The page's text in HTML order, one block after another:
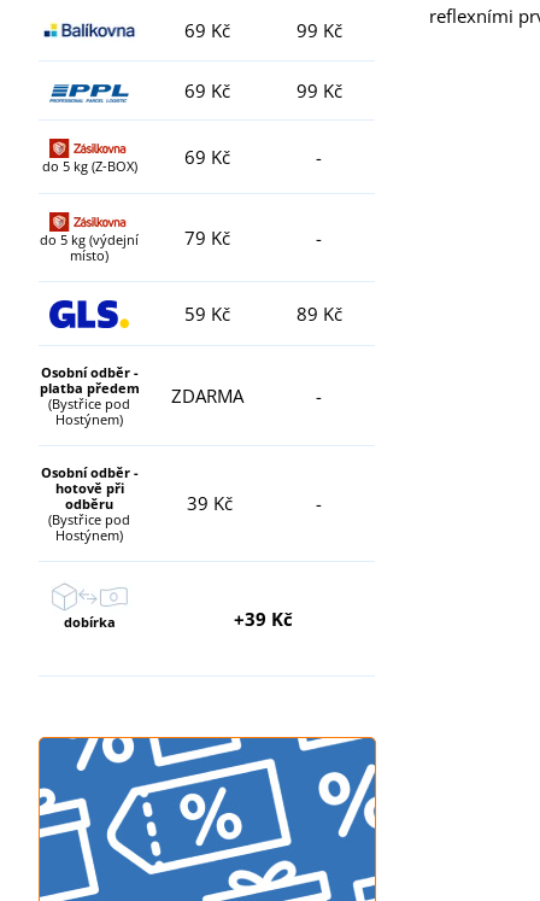
69 Kč 99 Kč
69 Kč 99 Kč
do 5 kg (Z-BOX) 69 Kč -
do 5 kg (výdejní
místo)
79 Kč -
59 Kč 89 Kč
Osobní odběr -
platba předem
(Bystřice pod
Hostýnem)
ZDARMA -
Osobní odběr -
hotově při
odběru
(Bystřice pod
Hostýnem)
39 Kč -
dobírka +39 Kč
reflexními